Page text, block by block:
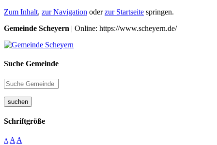
Zum Inhalt, zur Navigation oderzur Startseite springen.
Gemeinde Scheyern | Online: https://www.scheyern.de/
Suche Gemeinde
suchen
Schriftgröße
A A A